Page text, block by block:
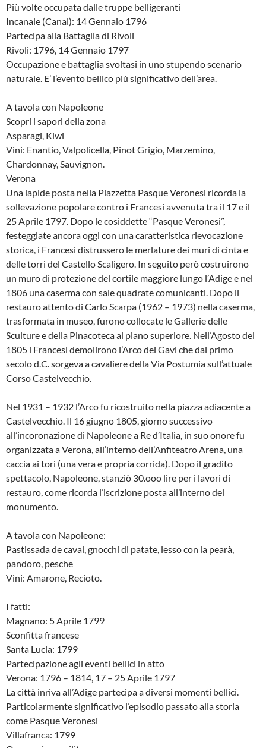
Più volte occupata dalle truppe belligeranti
Incanale (Canal): 14 Gennaio 1796
Partecipa alla Battaglia di Rivoli
Rivoli: 1796, 14 Gennaio 1797
Occupazione e battaglia svoltasi in uno stupendo scenario
naturale. E’ l’evento bellico più significativo dell’area.
A tavola con Napoleone
Scopri i sapori della zona
Asparagi, Kiwi
Vini: Enantio, Valpolicella, Pinot Grigio, Marzemino,
Chardonnay, Sauvignon.
Verona
Una lapide posta nella Piazzetta Pasque Veronesi ricorda la
sollevazione popolare contro i Francesi avvenuta tra il 17 e il
25 Aprile 1797. Dopo le cosiddette “Pasque Veronesi”,
festeggiate ancora oggi con una caratteristica rievocazione
storica, i Francesi distrussero le merlature dei muri di cinta e
delle torri del Castello Scaligero. In seguito però costruirono
un muro di protezione del cortile maggiore lungo l’Adige e nel
1806 una caserma con sale quadrate comunicanti. Dopo il
restauro attento di Carlo Scarpa (1962 – 1973) nella caserma,
trasformata in museo, furono collocate le Gallerie delle
Sculture e della Pinacoteca al piano superiore. Nell’Agosto del
1805 i Francesi demolirono l’Arco dei Gavi che dal primo
secolo d.C. sorgeva a cavaliere della Via Postumia sull’attuale
Corso Castelvecchio.
Nel 1931 – 1932 l’Arco fu ricostruito nella piazza adiacente a
Castelvecchio. Il 16 giugno 1805, giorno successivo
all’incoronazione di Napoleone a Re d’Italia, in suo onore fu
organizzata a Verona, all’interno dell’Anfiteatro Arena, una
caccia ai tori (una vera e propria corrida). Dopo il gradito
spettacolo, Napoleone, stanziò 30.ooo lire per i lavori di
restauro, come ricorda l’iscrizione posta all’interno del
monumento.
A tavola con Napoleone:
Pastissada de caval, gnocchi di patate, lesso con la pearà,
pandoro, pesche
Vini: Amarone, Recioto.
I fatti:
Magnano: 5 Aprile 1799
Sconfitta francese
Santa Lucia: 1799
Partecipazione agli eventi bellici in atto
Verona: 1796 – 1814, 17 – 25 Aprile 1797
La città inriva all’Adige partecipa a diversi momenti bellici.
Particolarmente significativo l’episodio passato alla storia
come Pasque Veronesi
Villafranca: 1799